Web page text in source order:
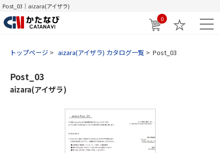
Post_03｜aizara(アイザラ)
0
トップページ aizara(アイザラ) カタログ一覧 Post_03
Post_03
aizara(アイザラ)